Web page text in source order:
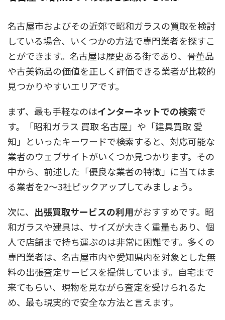
名古屋市およびその近郊で昭和ガラスの買取を検討
している場合、いくつかの方法で専門業者を探すこ
とができます。名古屋は歴史ある街であり、骨董品
や古美術品の価値を正しく評価できる業者が比較的
見つかりやすいエリアです。
まず、最も手軽なのはインターネットでの検索で
す。「昭和ガラス 買取 名古屋」や「建具買取 愛
知」といったキーワードで検索すると、対応可能な
業者のウェブサイトがいくつか見つかります。その
中から、前述した「優良な業者の特徴」に当てはま
る業者を2〜3社ピックアップしてみましょう。
次に、 出張買取サービスの利用がおすすめです。昭
和ガラスや建具は、サイズが大きく重量もあり、個
人で店舗まで持ち運ぶのは非常に困難です。多くの
専門業者は、名古屋市内や愛知県内を対象とした無
料の出張査定サービスを提供しています。自宅まで
来てもらい、現物を見ながら査定を受けられるた
め、最も現実的で安全な方法と言えます。